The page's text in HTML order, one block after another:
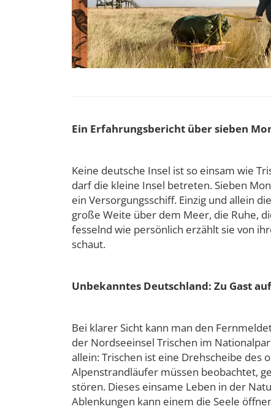
Ein Erfahrungsbericht über sieben
Keine deutsche Insel ist so einsam wie
darf die kleine Insel betreten. Sieben
ein Versorgungsschiff. Einzig und allein
große Weite über dem Meer, die Ruhe,
fesselnd wie persönlich erzählt sie von
schaut.
Unbekanntes Deutschland: Zu Gast
Bei klarer Sicht kann man den
der Nordseeinsel Trischen im
allein: Trischen ist eine Drehscheibe des
Alpenstrandläufer müssen beobachtet,
stören. Dieses einsame Leben in der
Ablenkungen kann einem die Seele